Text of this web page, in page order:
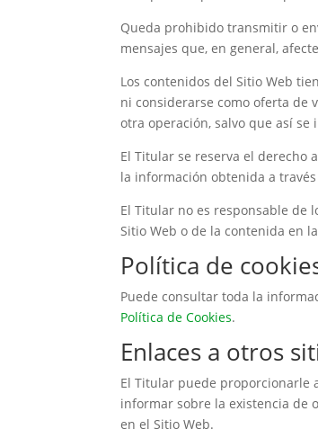
Queda prohibido transmitir o
mensajes que, en general,
Los contenidos del Sitio Web
ni considerarse como oferta de
otra operación, salvo que así se
El Titular se reserva el derecho
la información obtenida a
El Titular no es responsable de
Sitio Web o de la contenida en
Política de
Puede consultar toda la
Política de Cookies.
Enlaces a otros
El Titular puede proporcionarle
informar sobre la existencia de
en el Sitio Web.